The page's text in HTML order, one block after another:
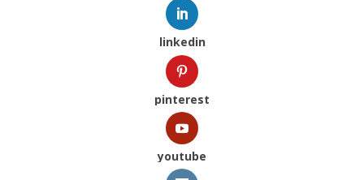
linkedin
pinterest
youtube